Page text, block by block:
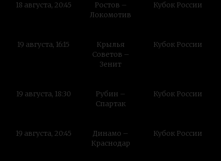
18 августа, 20:45
Ростов –
Локомотив
Кубок России
19 августа, 16:15
Крылья
Советов –
Зенит
Кубок России
19 августа, 18:30
Рубин –
Спартак
Кубок России
19 августа, 20:45
Динамо –
Краснодар
Кубок России